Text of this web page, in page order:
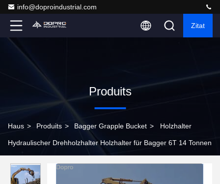
info@doproindustrial.com
Zitat
Produits
Haus > Produits > Bagger Grapple Bucket > Holzhalter
Hydraulischer Drehholzhalter Holzhalter für Bagger 6T 14 Tonnen